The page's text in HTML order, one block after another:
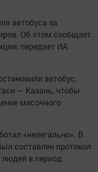
автобуса за
Об этом сообщает
передает ИА
автобус,
— Казань, чтобы
масочного
«нелегально». В
составлен протокол
людей в период